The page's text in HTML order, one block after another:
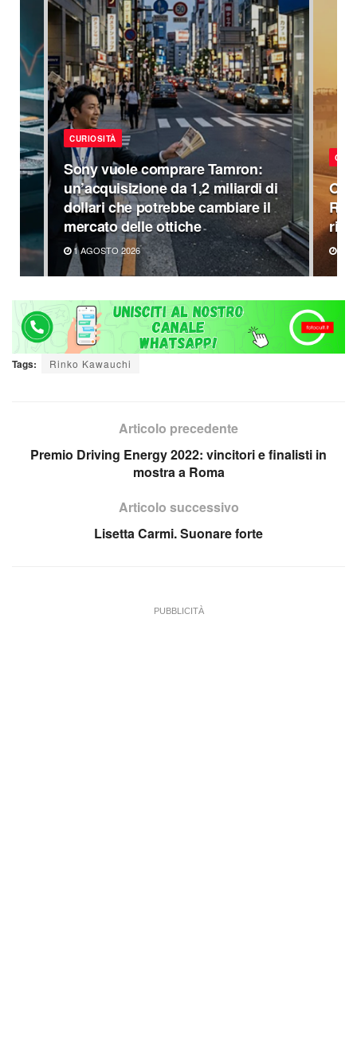
CURIOSITÀ
Sony vuole comprare Tamron:
un’acquisizione da 1,2 miliardi di
dollari che potrebbe cambiare il
mercato delle ottiche
1 AGOSTO 2026 20
Tags: Rinko Kawauchi
Articolo precedente
Premio Driving Energy 2022: vincitori e finalisti in
mostra a Roma
Articolo successivo
Lisetta Carmi. Suonare forte
PUBBLICITÀ